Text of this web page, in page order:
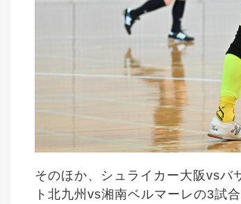
そのほか、シュライカー大阪vsバ
ト北九州vs湘南ベルマーレの3試